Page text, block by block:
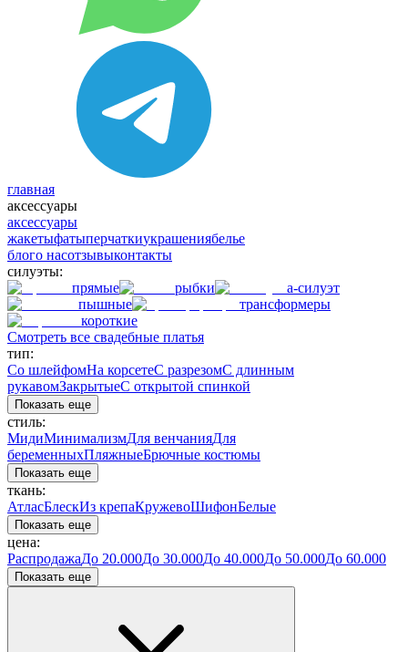
главная
аксессуары
аксессуары
жакетыфатыперчаткиукрашениябелье
блого насотзывыконтакты
силуэты:
прямые
рыбки
а-силуэт
пышные
трансформеры
короткие
Смотреть все свадебные платья
тип:
Со шлейфомНа корсетеС разрезомС длинным
рукавомЗакрытыеС открытой спинкой
Показать еще
стиль:
МидиМинимализмДля венчанияДля
беременныхПляжныеБрючные костюмы
Показать еще
ткань:
АтласБлескИз крепаКружевоШифонБелые
Показать еще
цена:
РаспродажаДо 20.000До 30.000До 40.000До 50.000До 60.000
Показать еще